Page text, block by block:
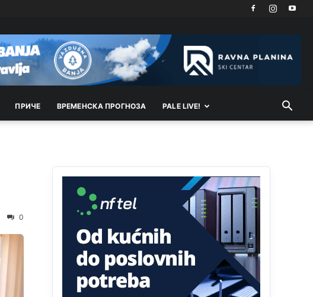
ПРИЧЕ ВРEМEНСКА ПРОГНОЗА PALE LIVE!
0
Анонимно2802132 јуче 2:14
Mnogi nesposobni ljudi su daleko dogurali. Ko je
nesposoban može raditi sve. Sposobni rade
samo ono što znaju.
Анонимно2022778 јуче
3:59
....i onda su na tenkovima NATO pakta, na vlast
Анонимно2802605 јуче 5:25
Милорад Додик је доживотни предсједник
државе Републике Српске! Душмани ће умријети
од муке,не могу му ништа.
Анонимно2802622 јуче
5:29
Mile je predsjednik stranke kao recimo Bakir ili
Dragan a
tzv.rsneće nikad biti država,samo
pokrajina u državi Bosni i Hercegovini